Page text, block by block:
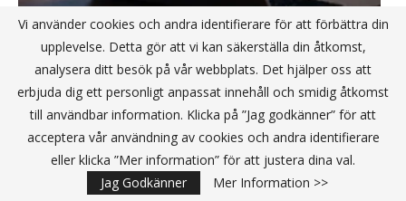
NYHETSBREV JA TACK
Vi använder cookies och andra identifierare för att förbättra din
upplevelse. Detta gör att vi kan säkerställa din åtkomst,
analysera ditt besök på vår webbplats. Det hjälper oss att
erbjuda dig ett personligt anpassat innehåll och smidig åtkomst
till användbar information. Klicka på ”Jag godkänner” för att
acceptera vår användning av cookies och andra identifierare
eller klicka ”Mer information” för att justera dina val.
Jag Godkänner
Mer Information >>